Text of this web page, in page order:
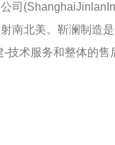
公司
南北美。靳澜制造
技术服务和整体的